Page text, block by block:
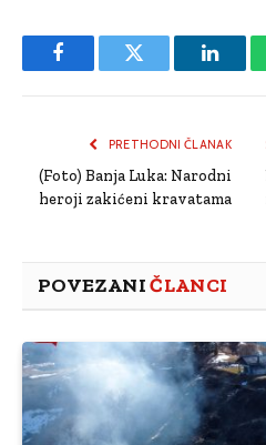
FacebookTwitter
PRETHODNI ČLANAK
(Foto) Banja Luka: Narodni
heroji zakićeni kravatama
POVEZANIČLANCI